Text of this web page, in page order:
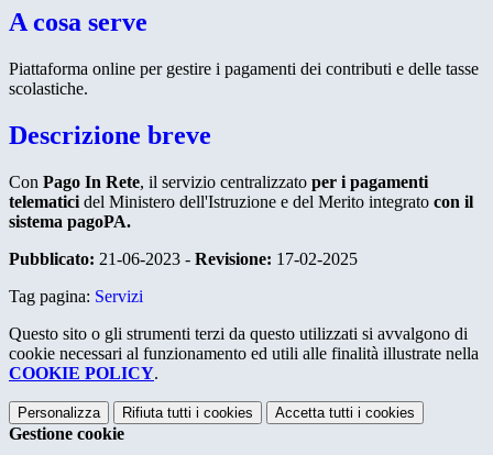
A cosa serve
Piattaforma online per gestire i pagamenti dei contributi e delle tasse
scolastiche.
Descrizione breve
Con Pago In Rete, il servizio centralizzato per i pagamenti
telematici del Ministero dell'Istruzione e del Merito integrato con il
sistema pagoPA.
Pubblicato: 21-06-2023 - Revisione: 17-02-2025
Tag pagina: Servizi
Questo sito o gli strumenti terzi da questo utilizzati si avvalgono di
cookie necessari al funzionamento ed utili alle finalità illustrate nella
COOKIE POLICY.
Personalizza Rifiuta tutti i cookies Accetta tutti i cookies
Gestione cookie